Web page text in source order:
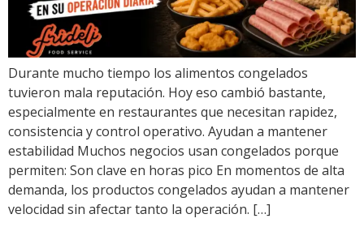
Durante mucho tiempo los alimentos congelados
tuvieron mala reputación. Hoy eso cambió bastante,
especialmente en restaurantes que necesitan rapidez,
consistencia y control operativo. Ayudan a mantener
estabilidad Muchos negocios usan congelados porque
permiten: Son clave en horas pico En momentos de alta
demanda, los productos congelados ayudan a mantener
velocidad sin afectar tanto la operación. […]